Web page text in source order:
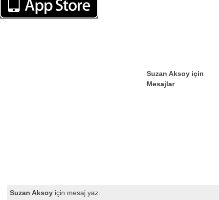
Suzan Aksoy için
Mesajlar
Suzan Aksoy için mesaj yaz.